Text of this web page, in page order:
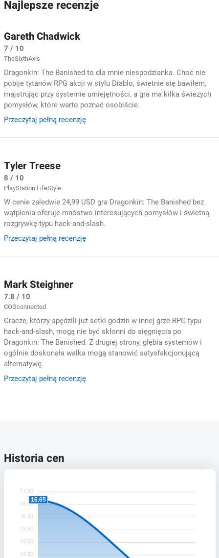
Najlepsze recenzje
Gareth Chadwick
7 / 10
TheSixthAxis
Dragonkin: The Banished to dla mnie niespodzianka. Choć nie
pobije tytanów RPG akcji w stylu Diablo, świetnie się bawiłem,
majstrując przy systemie umiejętności, a gra ma kilka świeżych
pomysłów, które warto poznać osobiście.
Przeczytaj pełną recenzję
Tyler Treese
8 / 10
PlayStation LifeStyle
W cenie zaledwie 24,99 USD gra Dragonkin: The Banished bez
wątpienia oferuje mnóstwo interesujących pomysłów i świetną
rozgrywkę typu hack-and-slash.
Przeczytaj pełną recenzję
Mark Steighner
7.8 / 10
COGconnected
Gracze, którzy spędzili już setki godzin w innej grze RPG typu
hack-and-slash, mogą nie być skłonni do sięgnięcia po
Dragonkin: The Banished. Z drugiej strony, głębia systemów i
ogólnie doskonała walka mogą stanowić satysfakcjonującą
alternatywę.
Przeczytaj pełną recenzję
Historia cen
17.00
16.50
16.00
15.50
15.00
14.50
16.65